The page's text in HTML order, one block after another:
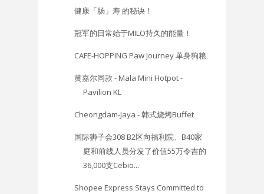
健康「肠」寿 的秘诀！
冠军的日常始于MILO持久的能量！
CAFE-HOPPING Paw Journey 单身狗粮
黄嘉尔同款 - Mala Mini Hotpot -
Pavilion KL
Cheongdam-Jaya - 韩式烧烤Buffet
国际狮子会308 B2区向福利院、B40家
庭和前线人员分发了价值55万令吉的
36,000支Cebio...
Shopee Express Stays Committed to